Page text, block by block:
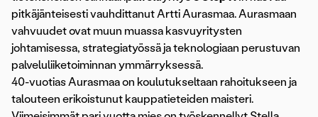
pitkäjänteisesti vauhdittanut Artti Aurasmaa. Aurasmaan
vahvuudet ovat muun muassa kasvuyritysten
johtamisessa, strategiatyössä ja teknologiaan perustuvan
palveluliiketoiminnan ymmärryksessä.
40-vuotias Aurasmaa on koulutukseltaan rahoitukseen ja
talouteen erikoistunut kauppatieteiden maisteri.